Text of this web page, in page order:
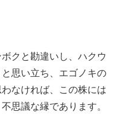
クと勘違いし、ハクウ
思い立ち、エゴノキの
なければ、この株には
思議な縁であります。